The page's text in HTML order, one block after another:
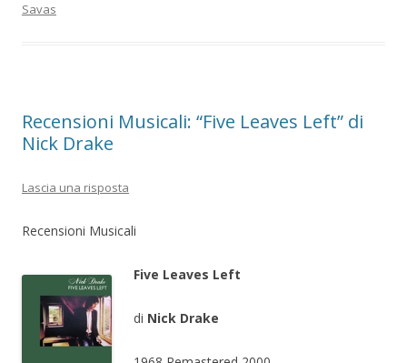
Savas
Recensioni Musicali: “Five Leaves Left” di
Nick Drake
Lascia una risposta
Recensioni Musicali
Five Leaves Left
di Nick Drake